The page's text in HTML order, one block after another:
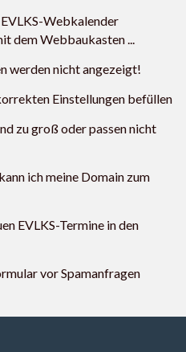
Webkalender
dem Webbaukasten ...
werden nicht angezeigt!
Einstellungen befüllen
zu groß oder passen nicht
ich meine Domain zum
EVLKS-Termine in den
vor Spamanfragen